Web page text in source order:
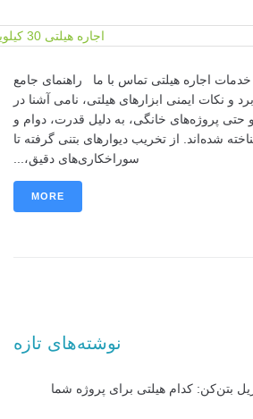
اجاره هیلتی تماس با ما راهنمای جامع
و نکات ایمنی ابزارهای هیلتی، نامی آشنا در
پروژه‌های خانگی، به دلیل قدرت، دوام و
شده‌اند. از تخریب دیوارهای بتنی گرفته تا
سوراخکاری‌های دقیق،...
MORE
نوشته‌های تازه
بتن‌کن: کدام هیلتی برای پروژه شما